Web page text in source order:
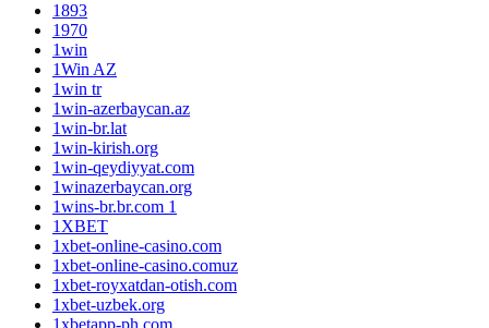
1893
1970
1win
1Win AZ
1win tr
1win-azerbaycan.az
1win-br.lat
1win-kirish.org
1win-qeydiyyat.com
1winazerbaycan.org
1wins-br.br.com 1
1XBET
1xbet-online-casino.com
1xbet-online-casino.comuz
1xbet-royxatdan-otish.com
1xbet-uzbek.org
1xbetapp-ph.com